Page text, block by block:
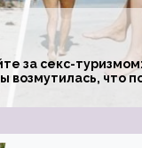
за секс-
возмутилась, что
едут к ним,
молодыми